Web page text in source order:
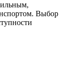
Выбор